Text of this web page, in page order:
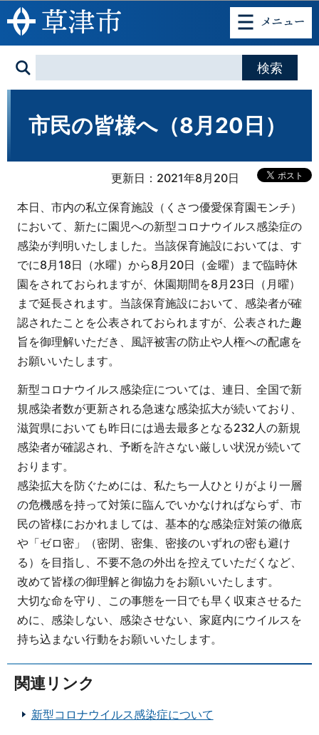
このページの本文へ移動
市民の皆様へ（8月20日）
更新日：2021年8月20日
本日、市内の私立保育施設（くさつ優愛保育園モンチ）
において、新たに園児への新型コロナウイルス感染症の
感染が判明いたしました。当該保育施設においては、す
でに8月18日（水曜）から8月20日（金曜）まで臨時休
園をされておられますが、休園期間を8月23日（月曜）
まで延長されます。当該保育施設において、感染者が確
認されたことを公表されておられますが、公表された趣
旨を御理解いただき、風評被害の防止や人権への配慮を
お願いいたします。
新型コロナウイルス感染症については、連日、全国で新
規感染者数が更新される急速な感染拡大が続いており、
滋賀県においても昨日には過去最多となる232人の新規
感染者が確認され、予断を許さない厳しい状況が続いて
おります。
感染拡大を防ぐためには、私たち一人ひとりがより一層
の危機感を持って対策に臨んでいかなければならず、市
民の皆様におかれましては、基本的な感染症対策の徹底
や「ゼロ密」（密閉、密集、密接のいずれの密も避け
る）を目指し、不要不急の外出を控えていただくなど、
改めて皆様の御理解と御協力をお願いいたします。
大切な命を守り、この事態を一日でも早く収束させるた
めに、感染しない、感染させない、家庭内にウイルスを
持ち込まない行動をお願いいたします。
関連リンク
新型コロナウイルス感染症について